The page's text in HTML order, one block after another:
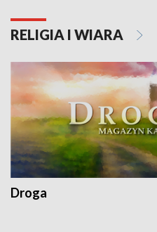
RELIGIA I WIARA
Droga